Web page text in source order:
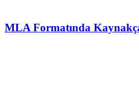
MLA Formatında